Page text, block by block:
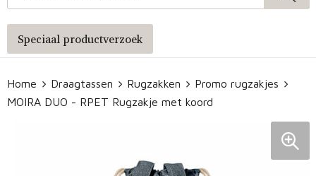
Lampen en Gereedschap
Snoepgoed
Blazers
Jassen
Reistassen
Autotassen
Speciaal productverzoek
Home Draagtassen Rugzakken
Promo rugzakjes
MOIRA DUO - RPET Rugzakje met koord